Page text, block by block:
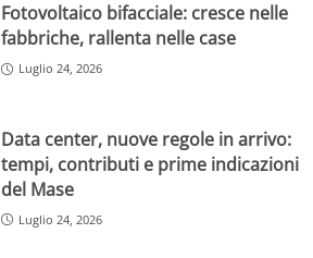
Fotovoltaico bifacciale: cresce nelle
fabbriche, rallenta nelle case
Luglio 24, 2026
Data center, nuove regole in arrivo:
tempi, contributi e prime indicazioni
del Mase
Luglio 24, 2026